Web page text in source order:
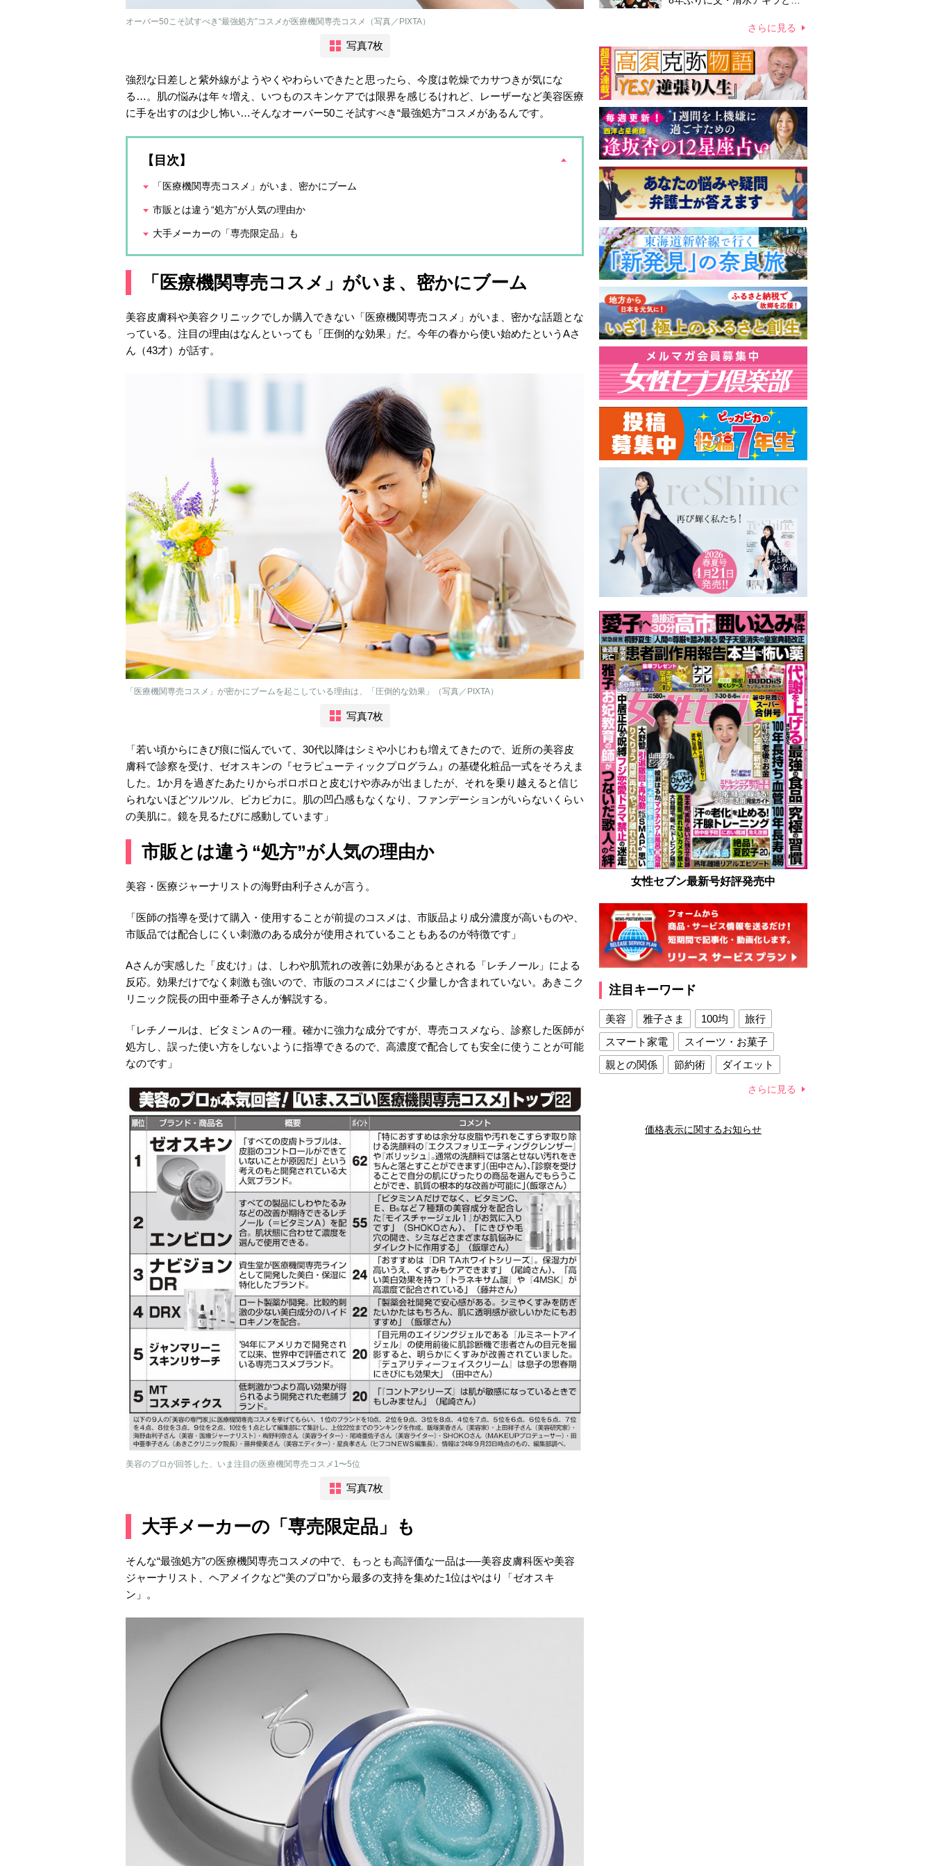
オーバー50こそ試すべき“最強処方”コスメが医療機関専売コスメ（写真／PIXTA）
写真7枚
強烈な日差しと紫外線がようやくやわらいできたと思ったら、今度は乾燥でカサつきが気にな
る…。肌の悩みは年々増え、いつものスキンケアでは限界を感じるけれど、レーザーなど美容医療
に手を出すのは少し怖い…そんなオーバー50こそ試すべき“最強処方”コスメがあるんです。
【目次】
「医療機関専売コスメ」がいま、密かにブーム
市販とは違う“処方”が人気の理由か
大手メーカーの「専売限定品」も
「医療機関専売コスメ」がいま、密かにブーム
美容皮膚科や美容クリニックでしか購入できない「医療機関専売コスメ」がいま、密かな話題とな
っている。注目の理由はなんといっても「圧倒的な効果」だ。今年の春から使い始めたというAさ
ん（43才）が話す。
「医療機関専売コスメ」が密かにブームを起こしている理由は、「圧倒的な効果」（写真／PIXTA）
写真7枚
「若い頃からにきび痕に悩んでいて、30代以降はシミや小じわも増えてきたので、近所の美容皮
膚科で診察を受け、ゼオスキンの『セラピューティックプログラム』の基礎化粧品一式をそろえま
した。1か月を過ぎたあたりからポロポロと皮むけや赤みが出ましたが、それを乗り越えると信じ
られないほどツルツル、ピカピカに。肌の凹凸感もなくなり、ファンデーションがいらないくらい
の美肌に。鏡を見るたびに感動しています」
市販とは違う“処方”が人気の理由か
美容・医療ジャーナリストの海野由利子さんが言う。
「医師の指導を受けて購入・使用することが前提のコスメは、市販品より成分濃度が高いものや、
市販品では配合しにくい刺激のある成分が使用されていることもあるのが特徴です」
Aさんが実感した「皮むけ」は、しわや肌荒れの改善に効果があるとされる「レチノール」による
反応。効果だけでなく刺激も強いので、市販のコスメにはごく少量しか含まれていない。あきこク
リニック院長の田中亜希子さんが解説する。
「レチノールは、ビタミンＡの一種。確かに強力な成分ですが、専売コスメなら、診察した医師が
処方し、誤った使い方をしないように指導できるので、高濃度で配合しても安全に使うことが可能
なのです」
美容のプロが回答した、いま注目の医療機関専売コスメ1〜5位
写真7枚
大手メーカーの「専売限定品」も
そんな“最強処方”の医療機関専売コスメの中で、もっとも高評価な一品は──美容皮膚科医や美容
ジャーナリスト、ヘアメイクなど“美のプロ”から最多の支持を集めた1位はやはり「ゼオスキ
ン」。
ていたが…周囲が懸念していた
さらに見る
女性セブン最新号好評発売中
注目キーワード
美容 雅子さま 100均
旅行
スマート家電
スイーツ・お菓子
親との関係
節約術
ダイエット
夫との関係
新津春子 どか食い
さらに見る
価格表示に関するお知らせ